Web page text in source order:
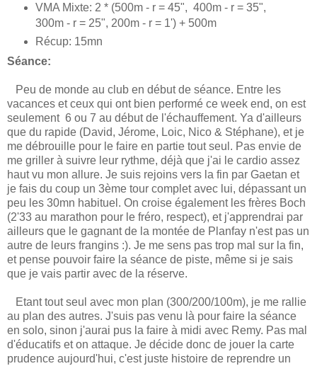
VMA Mixte: 2 * (500m - r = 45", 400m - r = 35",
300m - r = 25", 200m - r = 1') + 500m
Récup: 15mn
Séance:
Peu de monde au club en début de séance. Entre les
vacances et ceux qui ont bien performé ce week end, on est
seulement 6 ou 7 au début de l'échauffement. Ya d'ailleurs
que du rapide (David, Jérome, Loic, Nico & Stéphane), et je
me débrouille pour le faire en partie tout seul. Pas envie de
me griller à suivre leur rythme, déjà que j'ai le cardio assez
haut vu mon allure. Je suis rejoins vers la fin par Gaetan et
je fais du coup un 3ème tour complet avec lui, dépassant un
peu les 30mn habituel. On croise également les frères Boch
(2'33 au marathon pour le fréro, respect), et j'apprendrai par
ailleurs que le gagnant de la montée de Planfay n'est pas un
autre de leurs frangins :). Je me sens pas trop mal sur la fin,
et pense pouvoir faire la séance de piste, même si je sais
que je vais partir avec de la réserve.
Etant tout seul avec mon plan (300/200/100m), je me rallie
au plan des autres. J'suis pas venu là pour faire la séance
en solo, sinon j'aurai pus la faire à midi avec Remy. Pas mal
d'éducatifs et on attaque. Je décide donc de jouer la carte
prudence aujourd'hui, c'est juste histoire de reprendre un